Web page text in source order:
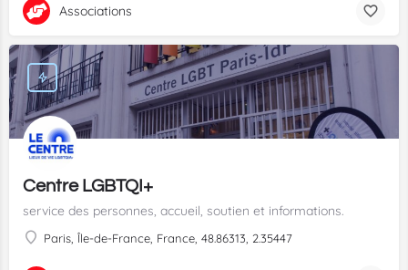
Associations
Centre LGBTQI+
service des personnes, accueil, soutien et informations.
Paris, Île-de-France, France, 48.86313, 2.35447